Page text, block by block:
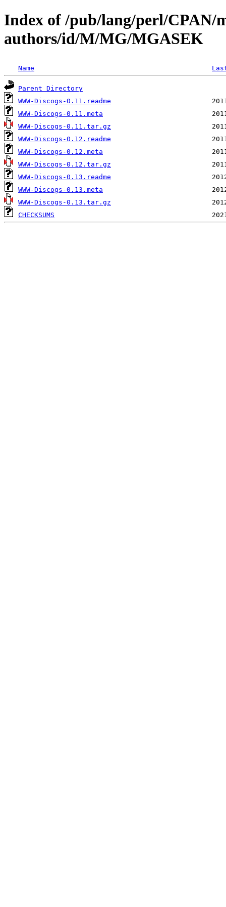
Index of /pub/lang/perl/CPAN/
authors/id/M/MG/MGASEK
Name
Parent Directory
WWW-Discogs-0.11.readme
WWW-Discogs-0.11.meta
WWW-Discogs-0.11.tar.gz
WWW-Discogs-0.12.readme
WWW-Discogs-0.12.meta
WWW-Discogs-0.12.tar.gz
WWW-Discogs-0.13.readme
WWW-Discogs-0.13.meta
WWW-Discogs-0.13.tar.gz
CHECKSUMS